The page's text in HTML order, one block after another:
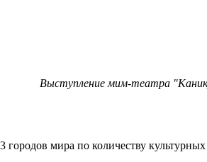
Выступление мим-театра
мира по количеству